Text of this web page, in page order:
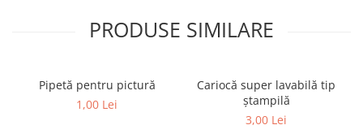
PRODUSE SIMILARE
Pipetă pentru pictură
1,00 Lei
Cariocă super lavabilă tip
ștampilă
3,00 Lei